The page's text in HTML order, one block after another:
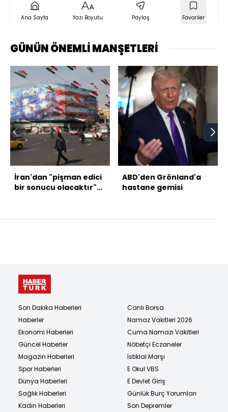
Ana Sayfa Yazı Boyutu Paylaş Favoriler
GÜNÜN ÖNEMLİ MANŞETLERİ
İran'dan "pişman edici
bir sonucu olacaktır"
ABD'den Grönland'a
hastane gemisi
Son Dakika Haberleri
Haberler
Ekonomi Haberleri
Güncel Haberler
Magazin Haberleri
Spor Haberleri
Dünya Haberleri
Sağlık Haberleri
Kadın Haberleri
Canlı Borsa
Namaz Vakitleri 2026
Cuma Namazı Vakitleri
Nöbetçi Eczaneler
İstiklal Marşı
E Okul VBS
E Devlet Giriş
Günlük Burç Yorumları
Son Depremler